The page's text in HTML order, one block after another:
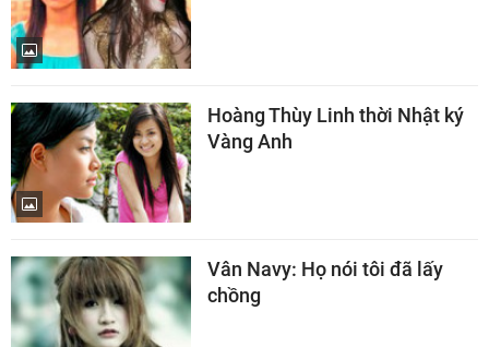
Hoàng Thùy Linh thời Nhật ký
Vàng Anh
Vân Navy: Họ nói tôi đã lấy
chồng